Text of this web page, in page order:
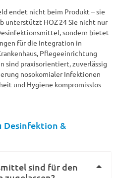
endet nicht beim Produkt – sie
unterstützt HOZ 24 Sie nicht nur
sondern bietet
für die Integration in
Pflegeeinrichtung
sind praxisorientiert, zuverlässig
nosokomialer Infektionen
und Hygiene kompromisslos
Desinfektion &
sind für den